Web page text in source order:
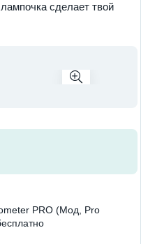
сделает твой
PRO (Мод, Pro